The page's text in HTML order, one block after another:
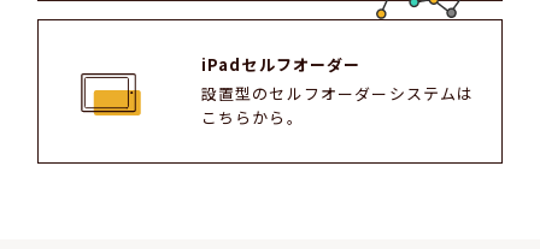
iPadセルフオーダー
設置型のセルフオーダーシステムは
こちらから。